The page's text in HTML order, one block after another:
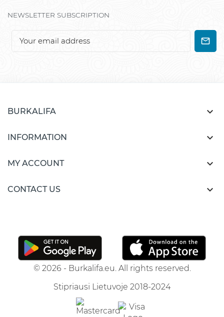
NEWSLETTER SUBSCRIPTION
BURKALIFA 
INFORMATION 
MY ACCOUNT 
CONTACT US 
© 2026 - Burkalifa.eu. All rights reserved.
Stipriausi Lietuvoje 2018-2024